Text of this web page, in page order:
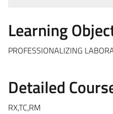
Learning
PROFESSIONALIZING
Detailed
RX,TC,RM